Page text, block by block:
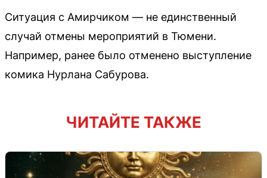
Ситуация с Амирчиком — не единственный
случай отмены мероприятий в Тюмени.
Например, ранее было отменено выступление
комика Нурлана Сабурова.
ЧИТАЙТЕ ТАКЖЕ